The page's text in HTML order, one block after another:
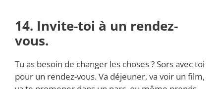
14. Invite-toi à un rendez-
vous.
Tu as besoin de changer les choses ? Sors avec toi
pour un rendez-vous. Va déjeuner, va voir un film,